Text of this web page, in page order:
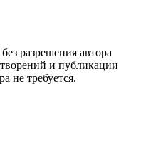
разрешения автора
и публикации
не требуется.